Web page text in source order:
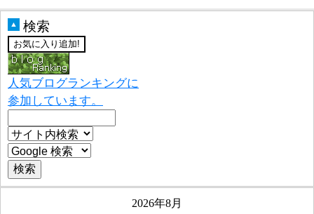
▲ 検索
人気ブログランキングに
参加しています。
2026年8月